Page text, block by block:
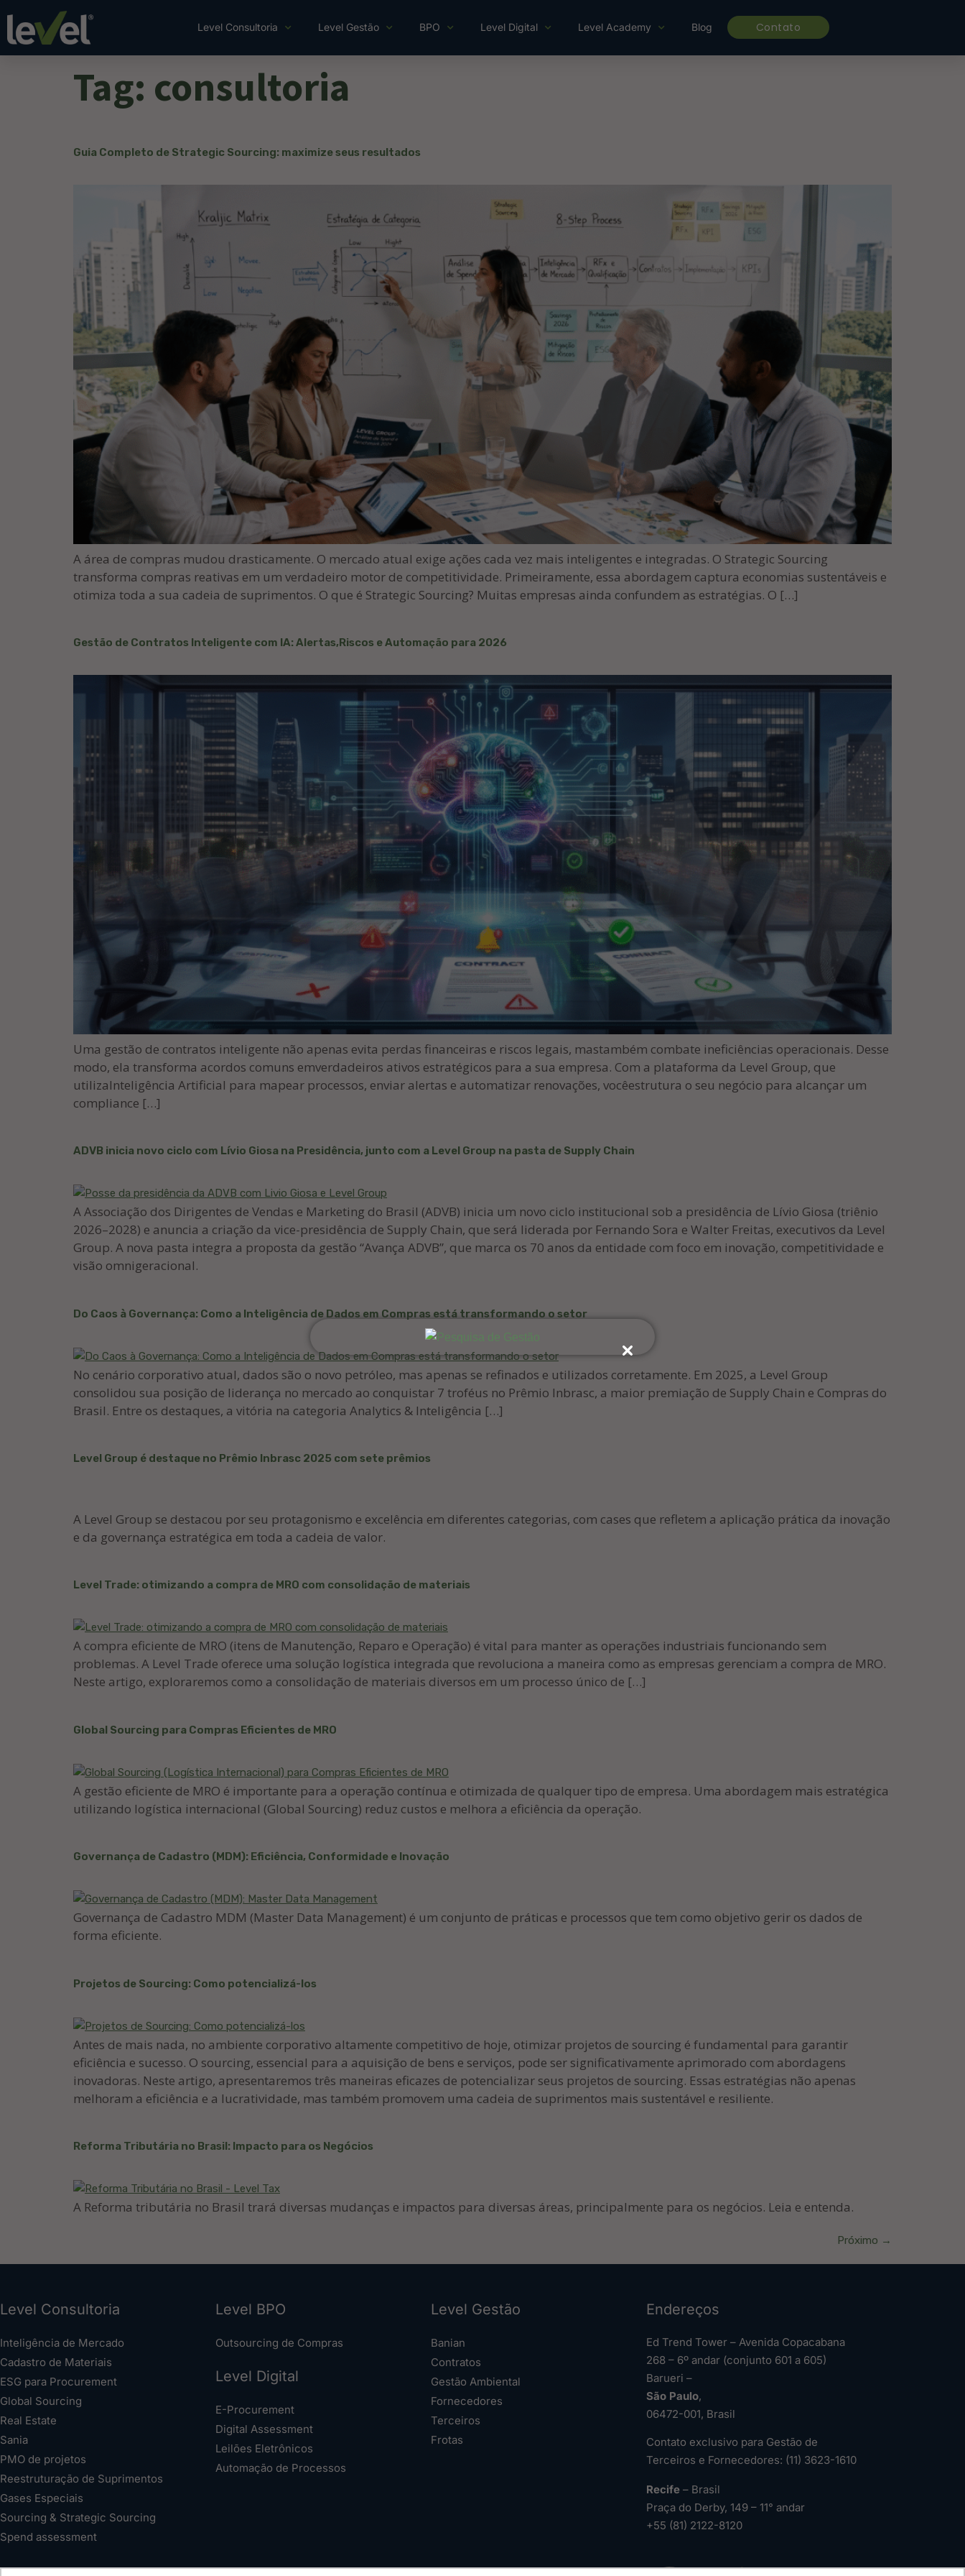
Level Consultoria Level Gestão BPO Level Digital Level Academy Blog Contato
Tag: consultoria
Guia Completo de Strategic Sourcing: maximize seus resultados
A área de compras mudou drasticamente. O mercado atual exige ações cada vez mais inteligentes e integradas. O Strategic Sourcing
transforma compras reativas em um verdadeiro motor de competitividade. Primeiramente, essa abordagem captura economias sustentáveis e
otimiza toda a sua cadeia de suprimentos. O que é Strategic Sourcing? Muitas empresas ainda confundem as estratégias. O […]
Gestão de Contratos Inteligente com IA: Alertas,Riscos e Automação para 2026
Uma gestão de contratos inteligente não apenas evita perdas financeiras e riscos legais, mastambém combate ineficiências operacionais. Desse
modo, ela transforma acordos comuns emverdadeiros ativos estratégicos para a sua empresa. Com a plataforma da Level Group, que
utilizaInteligência Artificial para mapear processos, enviar alertas e automatizar renovações, vocêestrutura o seu negócio para alcançar um
compliance […]
ADVB inicia novo ciclo com Lívio Giosa na Presidência, junto com a Level Group na pasta de Supply Chain
A Associação dos Dirigentes de Vendas e Marketing do Brasil (ADVB) inicia um novo ciclo institucional sob a presidência de Lívio Giosa (triênio
2026–2028) e anuncia a criação da vice-presidência de Supply Chain, que será liderada por Fernando Sora e Walter Freitas, executivos da Level
Group. A nova pasta integra a proposta da gestão “Avança ADVB”, que marca os 70 anos da entidade com foco em inovação, competitividade e
visão omnigeracional.
Do Caos à Governança: Como a Inteligência de Dados em Compras está transformando o setor
No cenário corporativo atual, dados são o novo petróleo, mas apenas se refinados e utilizados corretamente. Em 2025, a Level Group
consolidou sua posição de liderança no mercado ao conquistar 7 troféus no Prêmio Inbrasc, a maior premiação de Supply Chain e Compras do
Brasil. Entre os destaques, a vitória na categoria Analytics & Inteligência […]
Level Group é destaque no Prêmio Inbrasc 2025 com sete prêmios
A Level Group se destacou por seu protagonismo e excelência em diferentes categorias, com cases que refletem a aplicação prática da inovação
e da governança estratégica em toda a cadeia de valor.
Level Trade: otimizando a compra de MRO com consolidação de materiais
A compra eficiente de MRO (itens de Manutenção, Reparo e Operação) é vital para manter as operações industriais funcionando sem
problemas. A Level Trade oferece uma solução logística integrada que revoluciona a maneira como as empresas gerenciam a compra de MRO.
Neste artigo, exploraremos como a consolidação de materiais diversos em um processo único de […]
Global Sourcing para Compras Eficientes de MRO
A gestão eficiente de MRO é importante para a operação contínua e otimizada de qualquer tipo de empresa. Uma abordagem mais estratégica
utilizando logística internacional (Global Sourcing) reduz custos e melhora a eficiência da operação.
Governança de Cadastro (MDM): Eficiência, Conformidade e Inovação
Governança de Cadastro MDM (Master Data Management) é um conjunto de práticas e processos que tem como objetivo gerir os dados de
forma eficiente.
Projetos de Sourcing: Como potencializá-los
Antes de mais nada, no ambiente corporativo altamente competitivo de hoje, otimizar projetos de sourcing é fundamental para garantir
eficiência e sucesso. O sourcing, essencial para a aquisição de bens e serviços, pode ser significativamente aprimorado com abordagens
inovadoras. Neste artigo, apresentaremos três maneiras eficazes de potencializar seus projetos de sourcing. Essas estratégias não apenas
melhoram a eficiência e a lucratividade, mas também promovem uma cadeia de suprimentos mais sustentável e resiliente.
Reforma Tributária no Brasil: Impacto para os Negócios
A Reforma tributária no Brasil trará diversas mudanças e impactos para diversas áreas, principalmente para os negócios. Leia e entenda.
Próximo →
Level Consultoria
Inteligência de Mercado
Cadastro de Materiais
ESG para Procurement
Global Sourcing
Real Estate
Sania
PMO de projetos
Reestruturação de Suprimentos
Gases Especiais
Sourcing & Strategic Sourcing
Spend assessment
Level BPO
Outsourcing de Compras
Level Digital
E-Procurement
Digital Assessment
Leilões Eletrônicos
Automação de Processos
Level Gestão
Banian
Contratos
Gestão Ambiental
Fornecedores
Terceiros
Frotas
Endereços
Ed Trend Tower – Avenida Copacabana
268 – 6º andar (conjunto 601 a 605)
Barueri –
São Paulo,
06472-001, Brasil
Contato exclusivo para Gestão de
Terceiros e Fornecedores: (11) 3623-1610
Recife – Brasil
Praça do Derby, 149 – 11° andar
+55 (81) 2122-8120